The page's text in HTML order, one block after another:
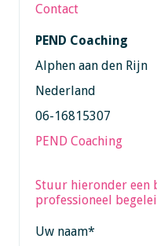
Contact
PEND Coaching
Alphen aan den Rijn
Nederland
06-16815307
PEND Coaching
Stuur hieronder een
professioneel
Uw naam*